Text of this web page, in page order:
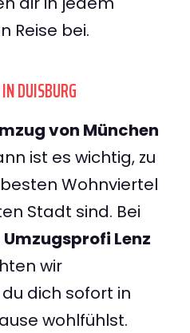
Reise bei.
DUISBURG
von München
ist es wichtig, zu
Wohnviertel
Stadt sind. Bei
Umzugsprofi Lenz
wir
dich sofort in
wohlfühlst.